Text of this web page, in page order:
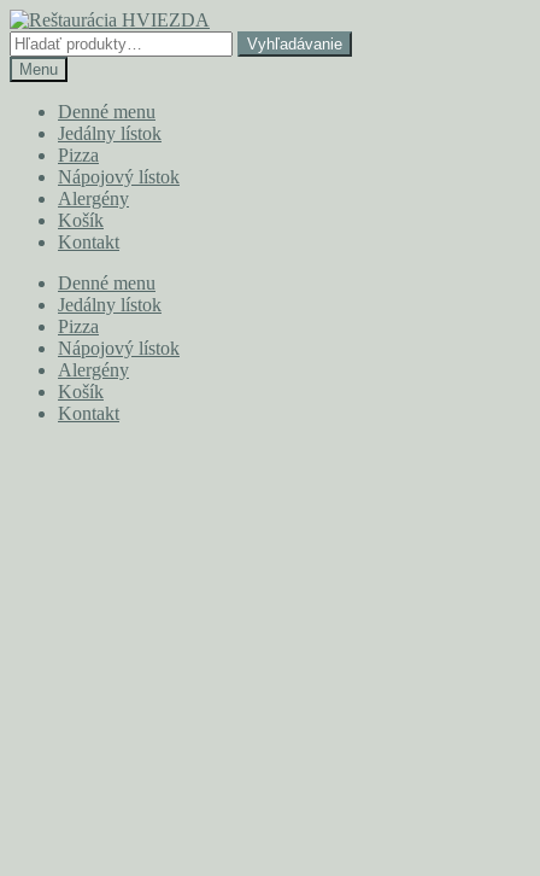
Preskočiť
na
navigáciu
Preskočiť
na
obsah
Hľadať:
Vyhľadávanie
Menu
Denné menu
Jedálny lístok
Pizza
Nápojový lístok
Alergény
Košík
Kontakt
Denné menu
Jedálny lístok
Pizza
Nápojový lístok
Alergény
Košík
Kontakt